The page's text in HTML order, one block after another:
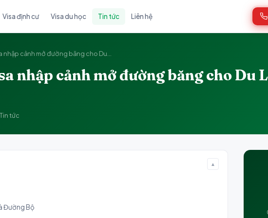
Visa định cư Visa du học Tin tức Liên hệ
nhập cảnh mở đường băng cho Du...
nhập cảnh mở đường băng cho Du
Tin tức
▲
Đường Bộ